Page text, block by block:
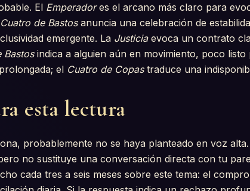
El Emperadores el arcano más claro para
Cuatro de Bastosanuncia una celebración de
emergente. La Justiciaevoca un contrato
Bastosindica a alguien aún en movimiento, poco listo
el Cuatro de Copastraduce una
esta lectura
probablemente no se haya planteado en voz
no sustituye una conversación directa con tu
cada tres a seis meses sobre este tema: el